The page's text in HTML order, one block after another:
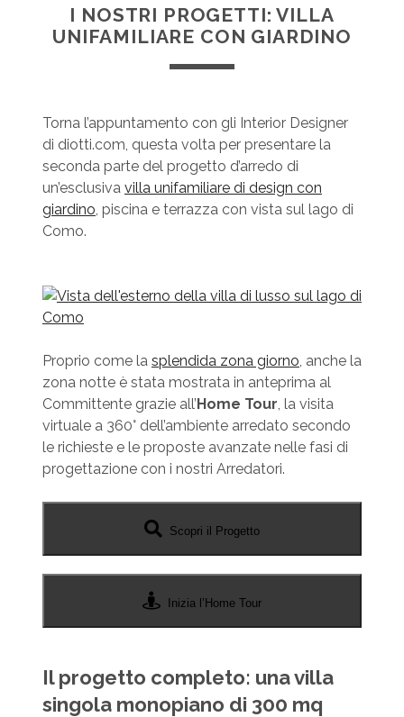
I NOSTRI PROGETTI: VILLA
UNIFAMILIARE CON GIARDINO
Torna l’appuntamento con gli Interior Designer
di diotti.com, questa volta per presentare la
seconda parte del progetto d’arredo di
un’esclusiva villa unifamiliare di design con
giardino , piscina e terrazza con vista sul lago di
Como.
Proprio come la splendida zona giorno , anche la
zona notte è stata mostrata in anteprima al
Committente grazie all’Home Tour , la visita
virtuale a 360° dell’ambiente arredato secondo
le richieste e le proposte avanzate nelle fasi di
progettazione con i nostri Arredatori.
Scopri il Progetto
Inizia l’Home Tour
Il progetto completo: una villa
singola monopiano di 300 mq